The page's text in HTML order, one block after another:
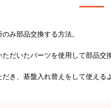
み部品交換する方法。
だいたパーツを使用して部品交
き、基盤入れ替えをして使える